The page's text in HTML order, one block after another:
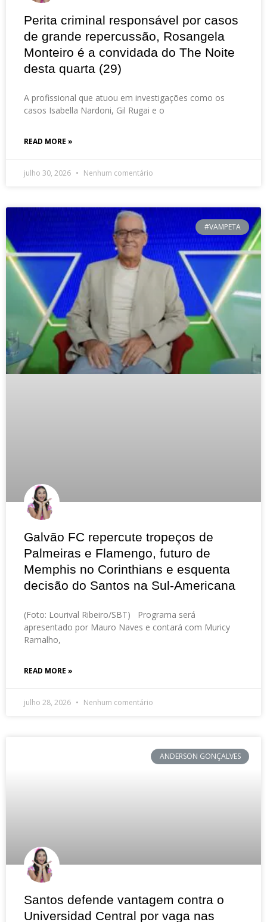
Perita criminal responsável por casos
de grande repercussão, Rosangela
Monteiro é a convidada do The Noite
desta quarta (29)
A profissional que atuou em investigações como os
casos Isabella Nardoni, Gil Rugai e o
READ MORE »
julho 30, 2026 Nenhum comentário
#VAMPETA
Galvão FC repercute tropeços de
Palmeiras e Flamengo, futuro de
Memphis no Corinthians e esquenta
decisão do Santos na Sul-Americana
(Foto: Lourival Ribeiro/SBT) Programa será
apresentado por Mauro Naves e contará com Muricy
Ramalho,
READ MORE »
julho 28, 2026 Nenhum comentário
ANDERSON GONÇALVES
Santos defende vantagem contra o
Universidad Central por vaga nas